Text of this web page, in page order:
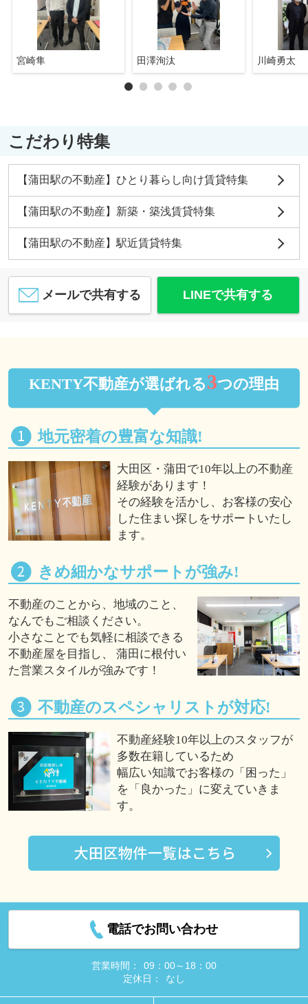
宮崎隼 田澤洵汰 川崎勇太
こだわり特集
【蒲田駅の不動産】ひとり暮らし向け賃貸特集
【蒲田駅の不動産】新築・築浅賃貸特集
【蒲田駅の不動産】駅近賃貸特集
メールで共有する LINEで共有する
KENTY不動産が選ばれる3つの理由
地元密着の豊富な知識!
大田区・蒲田で10年以上の不動産
経験があります！
その経験を活かし、お客様の安心
した住まい探しをサポートいたし
ます。
きめ細かなサポートが強み!
不動産のことから、地域のこと、
なんでもご相談ください。
小さなことでも気軽に相談できる
不動産屋を目指し、 蒲田に根付い
た営業スタイルが強みです！
不動産のスペシャリストが対応!
不動産経験10年以上のスタッフが
多数在籍しているため
幅広い知識でお客様の「困った」
を「良かった」に変えていきま
す。
電話でお問い合わせ
営業時間：
09：00～18：00
定休日：
なし